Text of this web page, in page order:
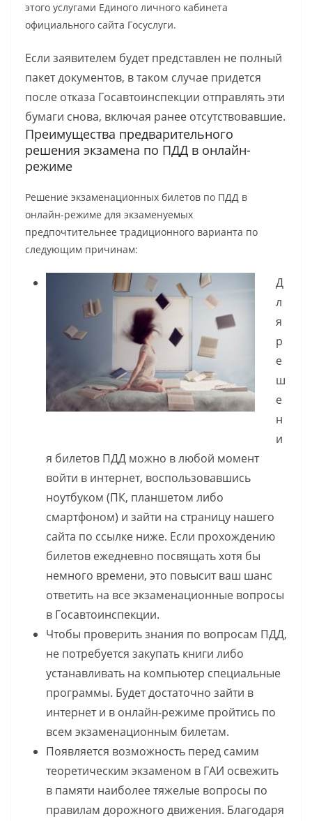
этого услугами Единого личного кабинета
официального сайта Госуслуги.
Если заявителем будет представлен не полный
пакет документов, в таком случае придется
после отказа Госавтоинспекции отправлять эти
бумаги снова, включая ранее отсутствовавшие.
Преимущества предварительного
решения экзамена по ПДД в онлайн-
режиме
Решение экзаменационных билетов по ПДД в
онлайн-режиме для экзаменуемых
предпочтительнее традиционного варианта по
следующим причинам:
Д
л
я
р
е
ш
е
н
и
я билетов ПДД можно в любой момент
войти в интернет, воспользовавшись
ноутбуком (ПК, планшетом либо
смартфоном) и зайти на страницу нашего
сайта по ссылке ниже. Если прохождению
билетов ежедневно посвящать хотя бы
немного времени, это повысит ваш шанс
ответить на все экзаменационные вопросы
в Госавтоинспекции.
Чтобы проверить знания по вопросам ПДД,
не потребуется закупать книги либо
устанавливать на компьютер специальные
программы. Будет достаточно зайти в
интернет и в онлайн-режиме пройтись по
всем экзаменационным билетам.
Появляется возможность перед самим
теоретическим экзаменом в ГАИ освежить
в памяти наиболее тяжелые вопросы по
правилам дорожного движения. Благодаря